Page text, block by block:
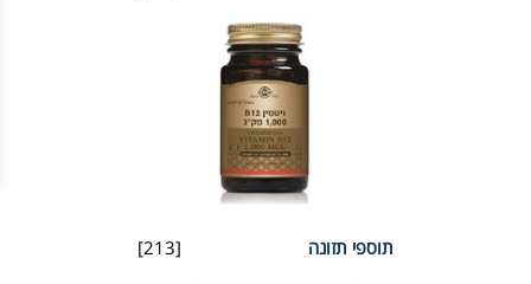
[213] תוספי תזונה